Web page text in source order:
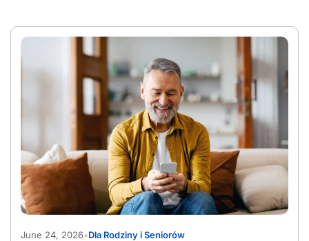
AdobeStock_1565597090
June 24, 2026•Dla Rodziny i Seniorów